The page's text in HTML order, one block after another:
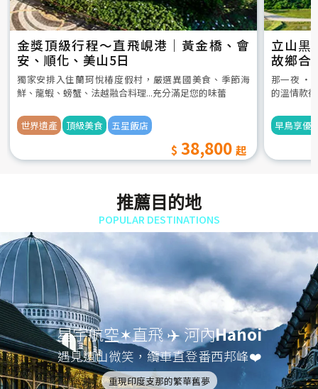
金獎頂級行程～直飛峴港｜黃金橋、會
安、順化、美山5日
獨家安排入住蘭珂悅椿度假村，嚴選異國美食、季節海
鮮、龍蝦、螃蟹、法越融合料理...充分滿足您的味蕾
世界遺產 頂級美食 五星飯店
38,800
立山黒
故鄉合
5日
那一夜 ‧
的溫情款
早鳥享優
推薦目的地
POPULAR DESTINATIONS
星宇航空✶直飛 ✈️ 河內Hanoi
遇見遠山微笑，纜車直登番西邦峰❤️
重現印度支那的繁華舊夢